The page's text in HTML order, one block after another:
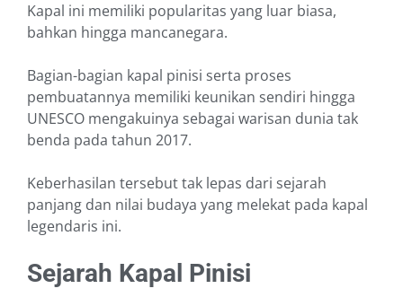
Kapal ini memiliki popularitas yang luar biasa,
bahkan hingga mancanegara.
Bagian-bagian kapal pinisi serta proses
pembuatannya memiliki keunikan sendiri hingga
UNESCO mengakuinya sebagai warisan dunia tak
benda pada tahun 2017.
Keberhasilan tersebut tak lepas dari sejarah
panjang dan nilai budaya yang melekat pada kapal
legendaris ini.
Sejarah Kapal Pinisi